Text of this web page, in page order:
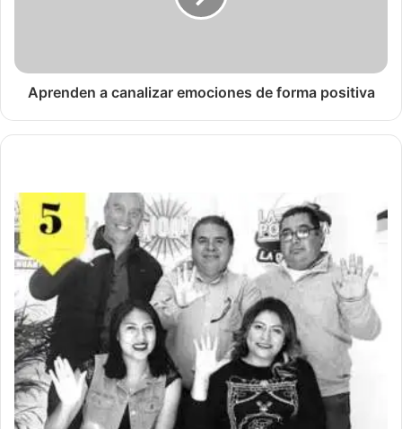
Aprenden a canalizar emociones de forma positiva